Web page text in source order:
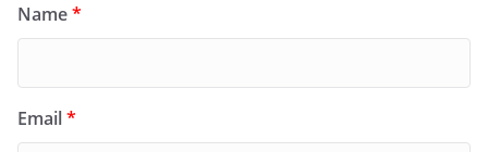
Name*
Email*